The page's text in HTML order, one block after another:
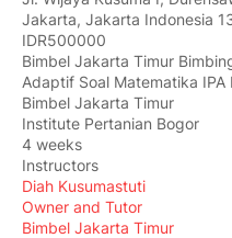
Jakarta, Jakarta Indonesia
IDR500000
Bimbel Jakarta Timur
Adaptif Soal Matematika IPA
Bimbel Jakarta Timur
Institute Pertanian Bogor
4 weeks
Instructors
Diah Kusumastuti
Owner and Tutor
Bimbel Jakarta Timur